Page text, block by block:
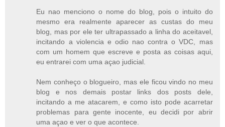
Eu nao menciono o nome do blog, pois o intuito do
mesmo era realmente aparecer as custas do meu
blog, mas por ele ter ultrapassado a linha do aceitavel,
incitando a violencia e odio nao contra o VDC, mas
com um homem que escreve e posta as coisas aqui,
eu entrarei com uma açao judicial.
Nem conheço o blogueiro, mas ele ficou vindo no meu
blog e nos demais postar links dos posts dele,
incitando a me atacarem, e como isto pode acarretar
problemas para gente inocente, eu decidi por abrir
uma açao e ver o que acontece.